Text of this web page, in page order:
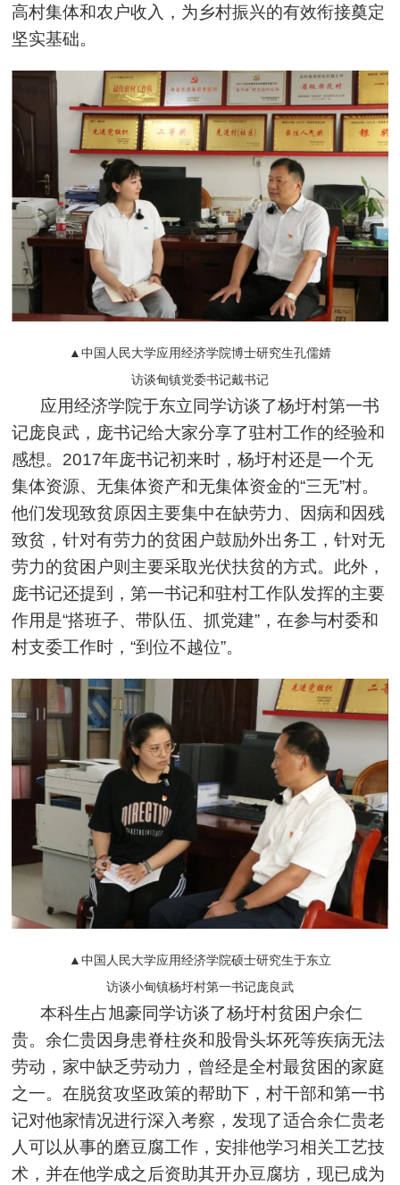
高村集体和农户收入，为乡村振兴的有效衔接奠定
坚实基础。
▲中国人民大学应用经济学院博士研究生孔儒婧
访谈甸镇党委书记戴书记
应用经济学院于东立同学访谈了杨圩村第一书
记庞良武，庞书记给大家分享了驻村工作的经验和
感想。2017年庞书记初来时，杨圩村还是一个无
集体资源、无集体资产和无集体资金的“三无”村。
他们发现致贫原因主要集中在缺劳力、因病和因残
致贫，针对有劳力的贫困户鼓励外出务工，针对无
劳力的贫困户则主要采取光伏扶贫的方式。此外，
庞书记还提到，第一书记和驻村工作队发挥的主要
作用是“搭班子、带队伍、抓党建”，在参与村委和
村支委工作时，“到位不越位”。
▲中国人民大学应用经济学院硕士研究生于东立
访谈小甸镇杨圩村第一书记庞良武
本科生占旭豪同学访谈了杨圩村贫困户余仁
贵。余仁贵因身患脊柱炎和股骨头坏死等疾病无法
劳动，家中缺乏劳动力，曾经是全村最贫困的家庭
之一。在脱贫攻坚政策的帮助下，村干部和第一书
记对他家情况进行深入考察，发现了适合余仁贵老
人可以从事的磨豆腐工作，安排他学习相关工艺技
术，并在他学成之后资助其开办豆腐坊，现已成为